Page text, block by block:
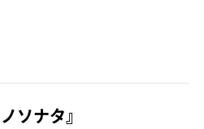
ソナタ』